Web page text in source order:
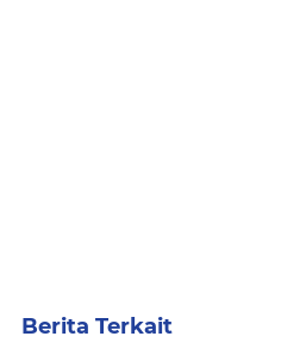
Berita Terkait